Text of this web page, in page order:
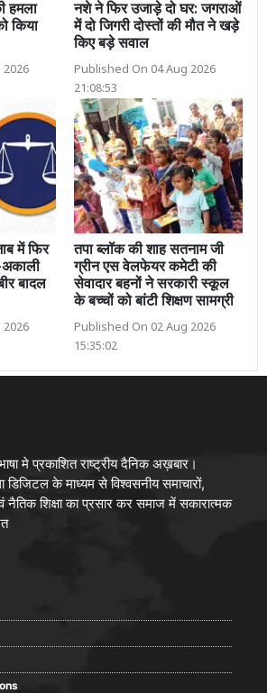
हमला
किया
2026
नशे ने फिर उजाड़े दो घर: जगराओं
में दो जिगरी दोस्तों की मौत ने खड़े
किए बड़े सवाल
Published On 04 Aug 2026
21:08:53
में फिर
बादल
2026
तपा ब्लॉक की शाह सतनाम जी
ग्रीन एस वेलफेयर कमेटी की
सेवादार बहनों ने सरकारी स्कूल
के बच्चों को बांटी शिक्षण सामग्री
Published On 02 Aug 2026
15:35:02
मे प्रकाशित राष्ट्रीय दैनिक अख़बार।
के माध्यम से विश्वसनीय समाचारों,
शिक्षा का प्रसार कर समाज में सकारात्मक